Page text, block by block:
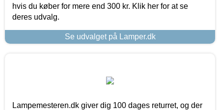
hvis du køber for mere end 300 kr. Klik her for at se
deres udvalg.
Se udvalget på Lamper.dk
Lampemesteren.dk giver dig 100 dages returret, og der